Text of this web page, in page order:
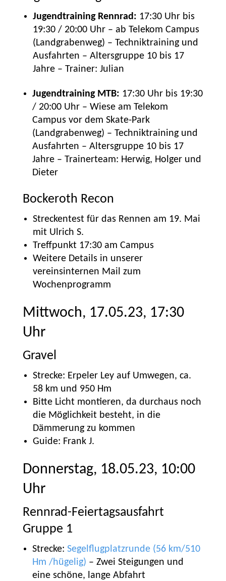
Jugendtraining Rennrad: 17:30 Uhr bis
19:30 / 20:00 Uhr – ab Telekom Campus
(Landgrabenweg) – Techniktraining und
Ausfahrten – Altersgruppe 10 bis 17
Jahre – Trainer: Julian
Jugendtraining MTB: 17:30 Uhr bis 19:30
/ 20:00 Uhr – Wiese am Telekom
Campus vor dem Skate-Park
(Landgrabenweg) – Techniktraining und
Ausfahrten – Altersgruppe 10 bis 17
Jahre – Trainerteam: Herwig, Holger und
Dieter
Bockeroth Recon
Streckentest für das Rennen am 19. Mai
mit Ulrich S.
Treffpunkt 17:30 am Campus
Weitere Details in unserer
vereinsinternen Mail zum
Wochenprogramm
Mittwoch, 17.05.23, 17:30
Uhr
Gravel
Strecke: Erpeler Ley auf Umwegen, ca.
58 km und 950 Hm
Bitte Licht montieren, da durchaus noch
die Möglichkeit besteht, in die
Dämmerung zu kommen
Guide: Frank J.
Donnerstag, 18.05.23, 10:00
Uhr
Rennrad-Feiertagsausfahrt
Gruppe 1
Strecke: Segelflugplatzrunde (56 km/510
Hm /hügelig) – Zwei Steigungen und
eine schöne, lange Abfahrt